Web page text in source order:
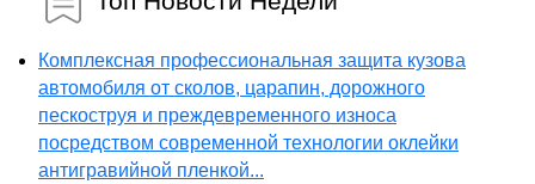
Комплексная профессиональная защита кузова
автомобиля от сколов, царапин, дорожного
пескоструя и преждевременного износа
посредством современной технологии оклейки
антигравийной пленкой...